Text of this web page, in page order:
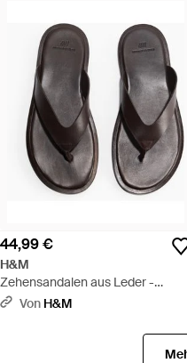
44,99 €
H&M
Zehensandalen aus Leder -
Schwarz
Von H&M